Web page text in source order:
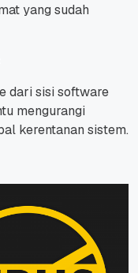
yang sudah
dari sisi software
mengurangi
kerentanan sistem.